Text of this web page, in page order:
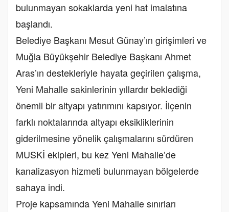
bulunmayan sokaklarda yeni hat imalatına
başlandı.
Belediye Başkanı Mesut Günay’ın girişimleri ve
Muğla Büyükşehir Belediye Başkanı Ahmet
Aras’ın destekleriyle hayata geçirilen çalışma,
Yeni Mahalle sakinlerinin yıllardır beklediği
önemli bir altyapı yatırımını kapsıyor. İlçenin
farklı noktalarında altyapı eksikliklerinin
giderilmesine yönelik çalışmalarını sürdüren
MUSKİ ekipleri, bu kez Yeni Mahalle’de
kanalizasyon hizmeti bulunmayan bölgelerde
sahaya indi.
Proje kapsamında Yeni Mahalle sınırları